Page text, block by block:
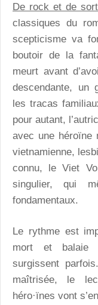
De rock et de
classiques du
scepticisme va
boutoir de la
meurt avant
descendante, un
les tracas
pour autant,
avec une héroïne
vietnamienne,
connu, le Viet
singulier, qui
fondamentaux.
Le rythme est
mort et balaie
surgissent
maîtrisée, le
héro·ïnes vont